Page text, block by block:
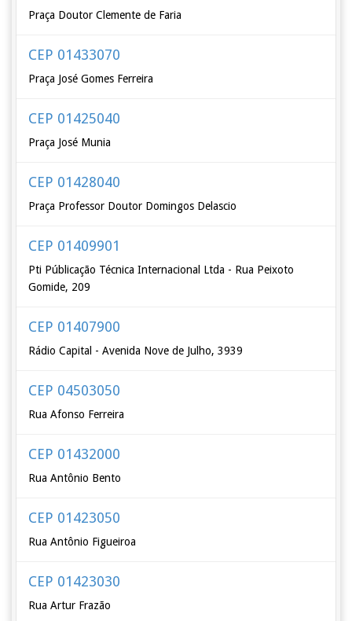
Praça Doutor Clemente de Faria
CEP 01433070
Praça José Gomes Ferreira
CEP 01425040
Praça José Munia
CEP 01428040
Praça Professor Doutor Domingos Delascio
CEP 01409901
Pti Públicação Técnica Internacional Ltda - Rua Peixoto
Gomide, 209
CEP 01407900
Rádio Capital - Avenida Nove de Julho, 3939
CEP 04503050
Rua Afonso Ferreira
CEP 01432000
Rua Antônio Bento
CEP 01423050
Rua Antônio Figueiroa
CEP 01423030
Rua Artur Frazão